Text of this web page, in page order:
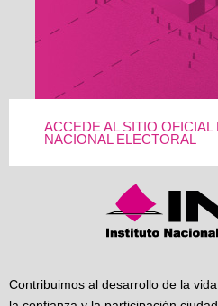
ACCEDE AL SITIO OFICIAL
NACIONAL ELECTORAL
Contribuimos al desarrollo de la